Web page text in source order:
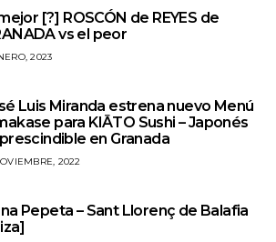
[?] ROSCÓN de REYES de
vs el peor
2023
Luis Miranda estrena nuevo Menú
para KIĀTO Sushi – Japonés
en Granada
2022
Pepeta – Sant Llorenç de Balafia